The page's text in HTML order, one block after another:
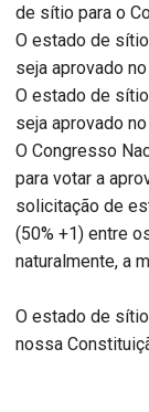
de sítio para o
O estado de
seja aprovado
O estado de
seja aprovado
O Congresso
para votar a
solicitação de
(50% +1) entre
naturalmente, a
O estado de
nossa